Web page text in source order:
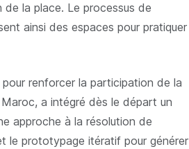
la place. Le processus de
ainsi des espaces pour pratiquer
renforcer la participation de la
a intégré dès le départ un
approche à la résolution de
le prototypage itératif pour générer